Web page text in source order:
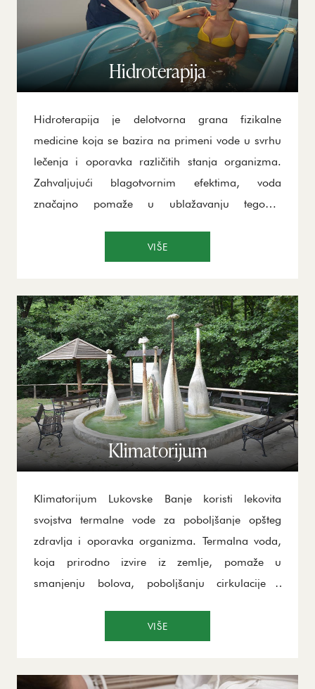
Hidroterapija
Hidroterapija je delotvorna grana fizikalne
medicine koja se bazira na primeni vode u svrhu
lečenja i oporavka različitih stanja organizma.
Zahvaljujući blagotvornim efektima, voda
značajno pomaže u ublažavanju tegoba,
Upotreba tople i hladne vodene sredine direktno
Ova metoda je nezamenljiva u rehabilitaciji posle
trauma, kod reumatskih oboljenja, upornih
bolova i specifičnih neuroloških poremećaja.
Tretmani vodom podstiču i psihološko
blagostanje, budući da boravak u vodi ima
izuzetno umirujuće dejstvo na celokupan nervni
sistem.
VIŠE
Klimatorijum
Klimatorijum Lukovske Banje koristi lekovita
svojstva termalne vode za poboljšanje opšteg
zdravlja i oporavka organizma. Termalna voda,
koja prirodno izvire iz zemlje, pomaže u
smanjenju bolova, poboljšanju cirkulacije i
vodi stimuliše regeneraciju tkiva i smanjuje stres.
VIŠE